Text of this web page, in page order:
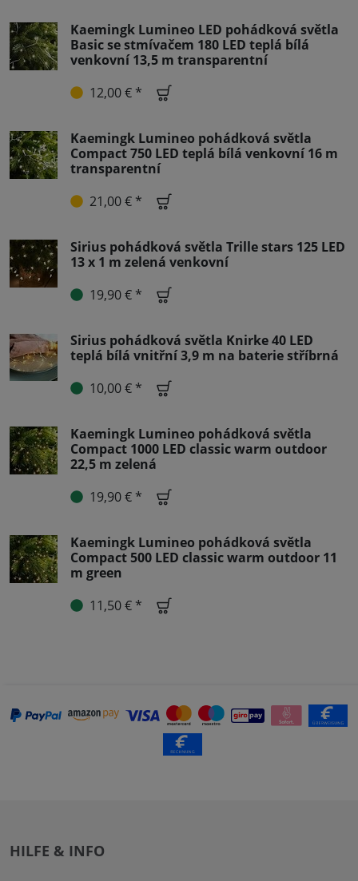
Kaemingk Lumineo LED pohádková světla
Basic se stmívačem 180 LED teplá bílá
venkovní 13,5 m transparentní
12,00 € *
Kaemingk Lumineo pohádková světla
Compact 750 LED teplá bílá venkovní 16 m
transparentní
21,00 € *
Sirius pohádková světla Trille stars 125 LED
13 x 1 m zelená venkovní
19,90 € *
Sirius pohádková světla Knirke 40 LED
teplá bílá vnitřní 3,9 m na baterie stříbrná
10,00 € *
Kaemingk Lumineo pohádková světla
Compact 1000 LED classic warm outdoor
22,5 m zelená
19,90 € *
Kaemingk Lumineo pohádková světla
Compact 500 LED classic warm outdoor 11
m green
11,50 € *
HILFE & INFO